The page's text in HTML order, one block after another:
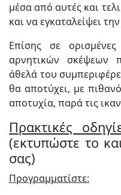
μέσα από αυτές και
και να εγκαταλείψει
Επίσης σε
αρνητικών σκέψεων
άθελά του
θα αποτύχει, με
αποτυχία, παρά τις
Πρακτικές
(εκτυπώστε το
σας)
Προγραμματίστε: